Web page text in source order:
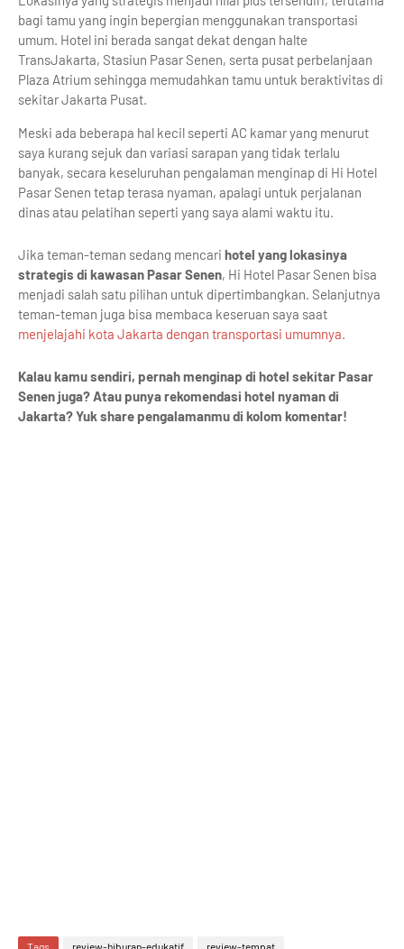
bagi tamu yang ingin bepergian menggunakan transportasi
umum. Hotel ini berada sangat dekat dengan halte
TransJakarta, Stasiun Pasar Senen, serta pusat perbelanjaan
Plaza Atrium sehingga memudahkan tamu untuk beraktivitas di
sekitar Jakarta Pusat.
Meski ada beberapa hal kecil seperti AC kamar yang menurut
saya kurang sejuk dan variasi sarapan yang tidak terlalu
banyak, secara keseluruhan pengalaman menginap di Hi Hotel
Pasar Senen tetap terasa nyaman, apalagi untuk perjalanan
dinas atau pelatihan seperti yang saya alami waktu itu.
Jika teman-teman sedang mencari hotel yang lokasinya
strategis di kawasan Pasar Senen, Hi Hotel Pasar Senen bisa
menjadi salah satu pilihan untuk dipertimbangkan. Selanjutnya
teman-teman juga bisa membaca keseruan saya saat
menjelajahi kota Jakarta dengan transportasi umumnya.
Kalau kamu sendiri, pernah menginap di hotel sekitar Pasar
Senen juga? Atau punya rekomendasi hotel nyaman di
Jakarta? Yuk share pengalamanmu di kolom komentar!